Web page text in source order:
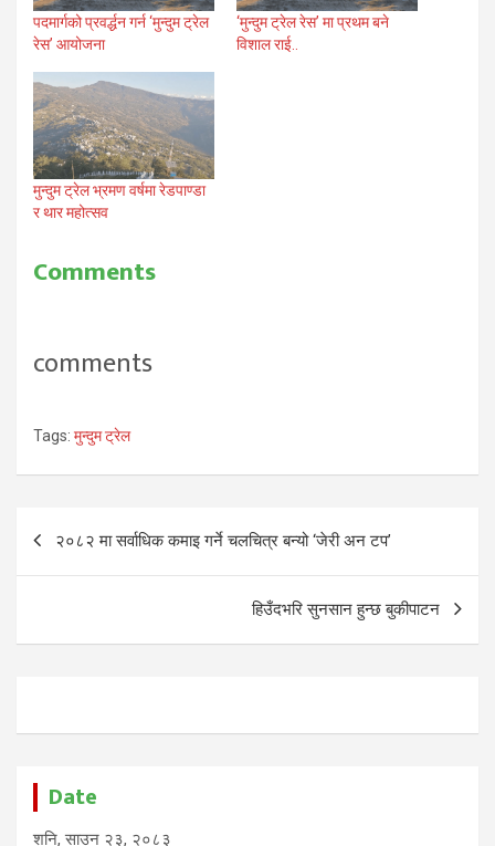
पदमार्गको प्रवर्द्धन गर्न ‘मुन्दुम ट्रेल
रेस’ आयोजना
‘मुन्दुम ट्रेल रेस’ मा प्रथम बने
विशाल राई..
मुन्दुम ट्रेल भ्रमण वर्षमा रेडपाण्डा
र थार महोत्सव
Comments
comments
Tags: मुन्दुम ट्रेल
Post
navigation
२०८२ मा सर्वाधिक कमाइ गर्ने चलचित्र बन्यो ‘जेरी अन टप’
हिउँदभरि सुनसान हुन्छ बुकीपाटन
Date
शनि, साउन २३, २०८३